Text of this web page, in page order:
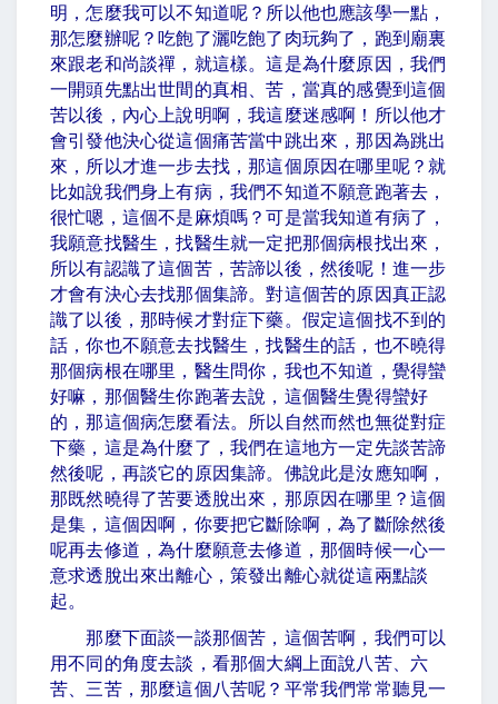
明，怎麼我可以不知道呢？所以他也應該學一點，
那怎麼辦呢？吃飽了灑吃飽了肉玩夠了，跑到廟裏
來跟老和尚談禪，就這樣。這是為什麼原因，我們
一開頭先點出世間的真相、苦，當真的感覺到這個
苦以後，內心上說明啊，我這麼迷感啊！所以他才
會引發他決心從這個痛苦當中跳出來，那因為跳出
來，所以才進一步去找，那這個原因在哪里呢？就
比如說我們身上有病，我們不知道不願意跑著去，
很忙嗯，這個不是麻煩嗎？可是當我知道有病了，
我願意找醫生，找醫生就一定把那個病根找出來，
所以有認識了這個苦，苦諦以後，然後呢！進一步
才會有決心去找那個集諦。對這個苦的原因真正認
識了以後，那時候才對症下藥。假定這個找不到的
話，你也不願意去找醫生，找醫生的話，也不曉得
那個病根在哪里，醫生問你，我也不知道，覺得蠻
好嘛，那個醫生你跑著去說，這個醫生覺得蠻好
的，那這個病怎麼看法。所以自然而然也無從對症
下藥，這是為什麼了，我們在這地方一定先談苦諦
然後呢，再談它的原因集諦。佛說此是汝應知啊，
那既然曉得了苦要透脫出來，那原因在哪里？這個
是集，這個因啊，你要把它斷除啊，為了斷除然後
呢再去修道，為什麼願意去修道，那個時候一心一
意求透脫出來出離心，策發出離心就從這兩點談
起。
那麼下面談一談那個苦，這個苦啊，我們可以
用不同的角度去談，看那個大綱上面說八苦、六
苦、三苦，那麼這個八苦呢？平常我們常常聽見一